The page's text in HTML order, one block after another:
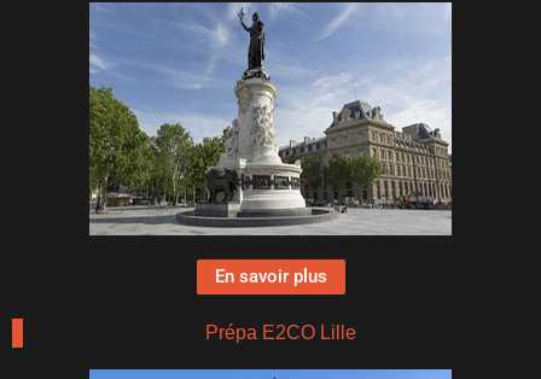
En savoir plus
Prépa E2CO Lille